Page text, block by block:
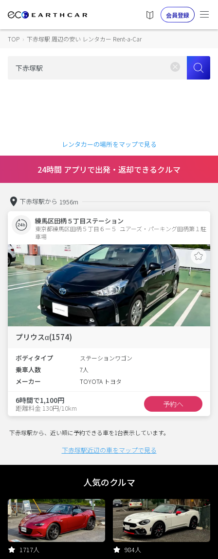
会員登録
TOP › 下赤塚駅 周辺の安い レンタカー Rent-a-Car
レンタカーの場所をマップで見る
24時間 アプリで出発・返却できるクルマ
下赤塚駅から 1956m
練馬区田柄５丁目ステーション
東京都練馬区田柄５丁目６ー５  ユアーズ・パーキング田柄第１駐
車場
プリウスα(1574)
ボディタイプ ステーションワゴン
乗車人数 7人
メーカー TOYOTA トヨタ
6時間で1,100円
距離料金 130円/10km 予約へ
下赤塚駅から、近い順に予約できる車を1台表示しています。
下赤塚駅近辺の車をマップで見る
人気のクルマ
1717人 984人